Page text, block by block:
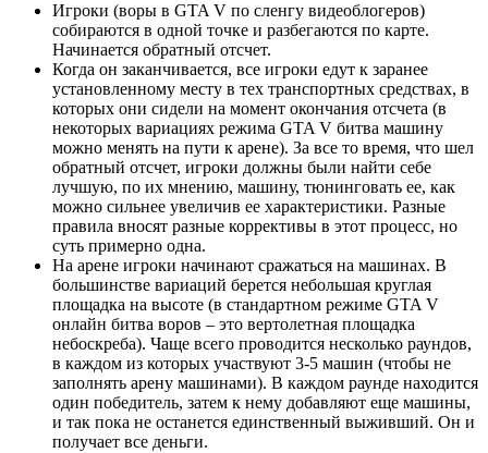
Игроки (воры в GTA V по сленгу видеоблогеров)
собираются в одной точке и разбегаются по карте.
Начинается обратный отсчет.
Когда он заканчивается, все игроки едут к заранее
установленному месту в тех транспортных средствах, в
которых они сидели на момент окончания отсчета (в
некоторых вариациях режима GTA V битва машину
можно менять на пути к арене). За все то время, что шел
обратный отсчет, игроки должны были найти себе
лучшую, по их мнению, машину, тюнинговать ее, как
можно сильнее увеличив ее характеристики. Разные
правила вносят разные коррективы в этот процесс, но
суть примерно одна.
На арене игроки начинают сражаться на машинах. В
большинстве вариаций берется небольшая круглая
площадка на высоте (в стандартном режиме GTA V
онлайн битва воров – это вертолетная площадка
небоскреба). Чаще всего проводится несколько раундов,
в каждом из которых участвуют 3-5 машин (чтобы не
заполнять арену машинами). В каждом раунде находится
один победитель, затем к нему добавляют еще машины,
и так пока не останется единственный выживший. Он и
получает все деньги.